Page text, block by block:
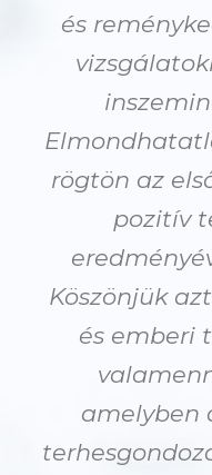
és
rögtön az
pozitív
Köszönjük
és emberi
amelyben